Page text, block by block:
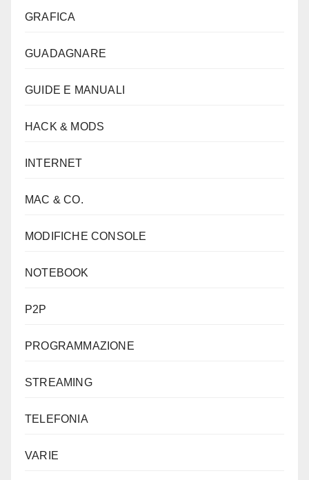
GRAFICA
GUADAGNARE
GUIDE E MANUALI
HACK & MODS
INTERNET
MAC & CO.
MODIFICHE CONSOLE
NOTEBOOK
P2P
PROGRAMMAZIONE
STREAMING
TELEFONIA
VARIE